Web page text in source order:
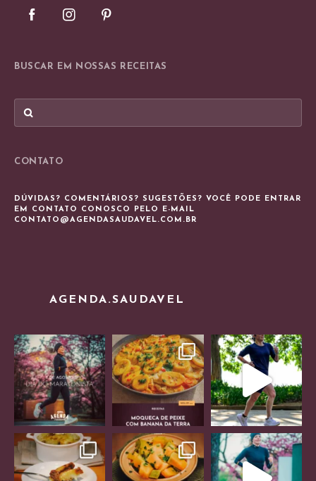
BUSCAR EM NOSSAS RECEITAS
CONTATO
DÚVIDAS? COMENTÁRIOS? SUGESTÕES? VOCÊ PODE ENTRAR
EM CONTATO CONOSCO PELO E-MAIL
CONTATO@AGENDASAUDAVEL.COM.BR
AGENDA.SAUDAVEL